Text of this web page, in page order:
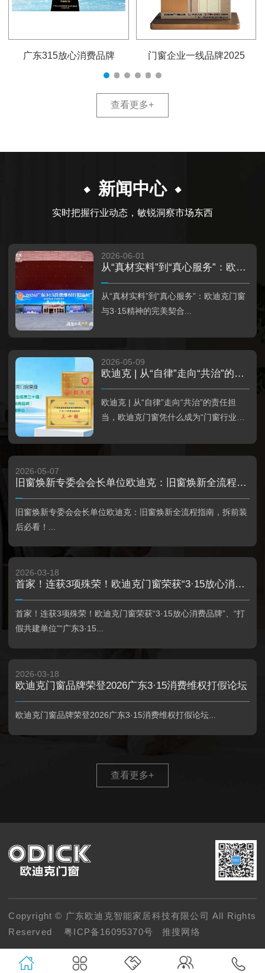
广东315放心消费品牌 门窗企业一线品牌2025
查看更多+
新闻中心
实时把握行业动态，敏锐洞察市场东西
2026-06-01
从“真材实料”到“真心服务”：欧迪克门窗与3·15精神的完美契合
从“真材实料”到“真心服务”：欧迪克门窗
与3·15精神的完美契合...
2026-05-09
欧迪克 | 从“自律”走向“共治”的责任担当，欧迪克门窗凭什么成为“门窗行业首家”？
欧迪克 | 从“自律”走向“共治”的责任担
当，欧迪克门窗凭什么成为“门窗行业首
2026-05-07
旧窗焕新专委会会长单位欧迪克：旧窗焕新全流程指南，拆前装后必看！
旧窗焕新专委会会长单位欧迪克：旧窗焕新全流程指南，拆前装
后必看！...
2026-03-18
首家！连获3项殊荣！欧迪克门窗荣获“3·15放心消费品牌”、“打假共建单位”“广东3·15优质企业名录三十强”
首家！连获3项殊荣！欧迪克门窗荣获“3·15放心消费品牌”、“打
假共建单位”“广东3·15...
2026-03-18
欧迪克门窗品牌荣登2026广东3·15消费维权打假论坛
欧迪克门窗品牌荣登2026广东3·15消费维权打假论坛...
查看更多+
Copyright © 广东欧迪克智能家居科技有限公司 All Rights
Reserved
粤ICP备16095370号 推搜网络